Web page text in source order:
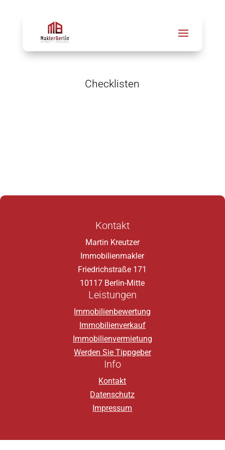
Checklisten
Kontakt
Martin Kreutzer
Immobilienmakler
Friedrichstraße 171
10117 Berlin-Mitte
Leistungen
Immobilienbewertung
Immobilienverkauf
Immobilienvermietung
Werden Sie Tippgeber
Info
Kontakt
Datenschutz
Impressum